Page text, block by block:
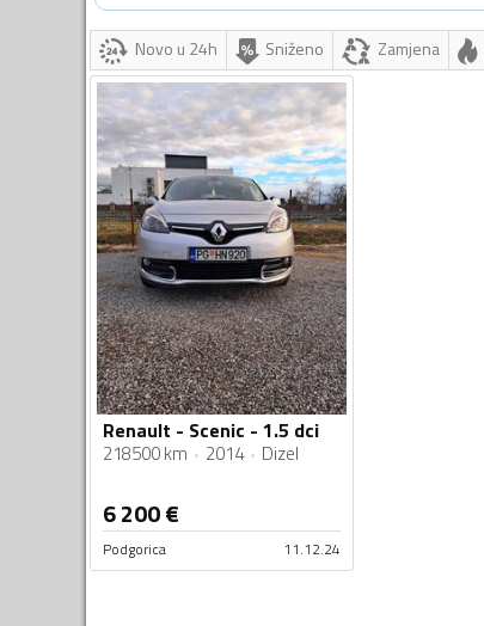
Novo u 24h Sniženo Zamjena
Renault - Scenic - 1.5 dci
218500 km 2014 Dizel
6 200€
Podgorica 11.12.24